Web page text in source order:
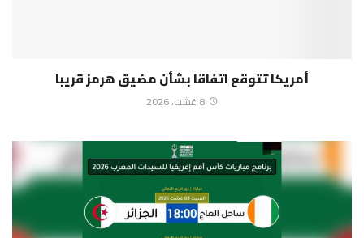
أمريكا تتوقع اتفاقا بشأن مضيق هرمز قريبا
8 غشت، 2026